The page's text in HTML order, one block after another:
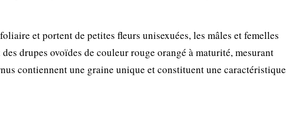
et portent de petites fleurs unisexuées, les mâles et femelles
drupes ovoïdes de couleur rouge orangé à maturité, mesurant
contiennent une graine unique et constituent une caractéristique